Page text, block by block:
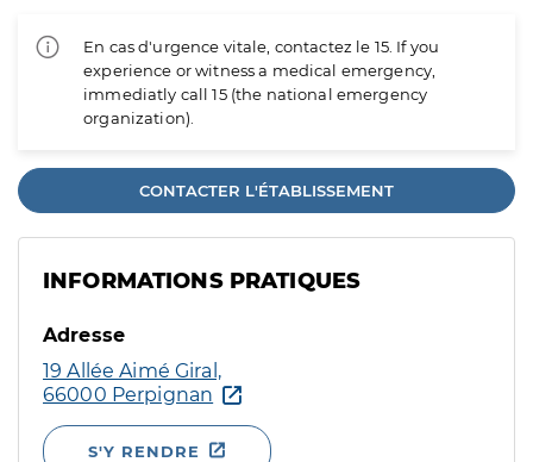
En cas d'urgence vitale, contactez le 15. If you
experience or witness a medical emergency,
immediatly call 15 (the national emergency
organization).
CONTACTER L'ÉTABLISSEMENT
INFORMATIONS PRATIQUES
Adresse
19 Allée Aimé Giral,
66000 Perpignan
S'Y RENDRE